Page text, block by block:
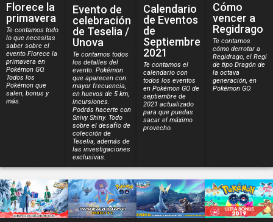
Florece la
primavera
Te contamos todo
lo que necesitas
saber sobre el
evento Florece la
primavera en
Pokémon GO.
Todos los
Pokémon que
salen, bonus y
más.
Evento de
celebración
de Teselia /
Unova
Te contamos todos
los detalles del
evento. Pokémon
que aparecen con
mayor frecuencia,
en huevos de 5 km,
incursiones.
Podrás hacerte con
Snivy Shiny. Todo
sobre el desafío de
colección de
Teselia, además de
las investigaciones
exclusivas.
Calendario
de Eventos
de
Septiembre
2021
Te contamos el
calendario con
todos los eventos
en Pokémon GO de
septiembre de
2021 actualizado
para que puedas
sacar el máximo
provecho.
Cómo
vencer a
Regidrago
Te contamos
cómo derrotar a
Regidrago, el Regi
de tipo Dragón de
la octava
generación, en
Pokémon GO.